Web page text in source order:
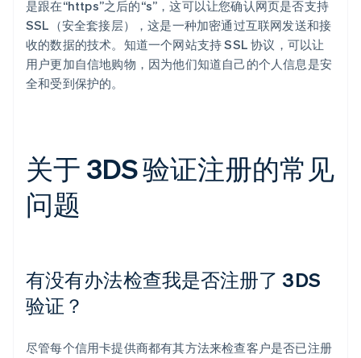
是跟在“https”之后的“s”，这可以让您确认网页是否支持
SSL（安全套接层），这是一种加密通过互联网发送和接
收的数据的技术。知道一个网站支持 SSL 协议，可以让
用户更加自信地购物，因为他们知道自己的个人信息是安
全和受到保护的。
关于 3DS 验证注册的常见
问题
有没有办法检查我是否注册了 3DS
验证？
尽管每个信用卡提供商都有其方法来检查客户是否已注册